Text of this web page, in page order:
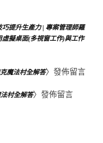
提升生產力 | 專案管理師羅
虛擬桌面(多視窗工作)與工作
魔法村全解答〉發佈留言
村全解答〉發佈留言